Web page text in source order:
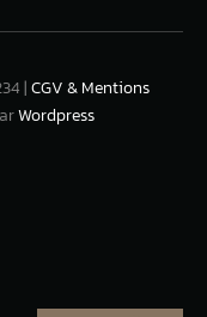
|CGV & Mentions
Wordpress